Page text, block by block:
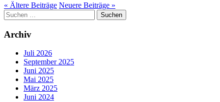
« Ältere Beiträge Neuere Beiträge »
Suchen
nach:
Archiv
Juli 2026
September 2025
Juni 2025
Mai 2025
März 2025
Juni 2024